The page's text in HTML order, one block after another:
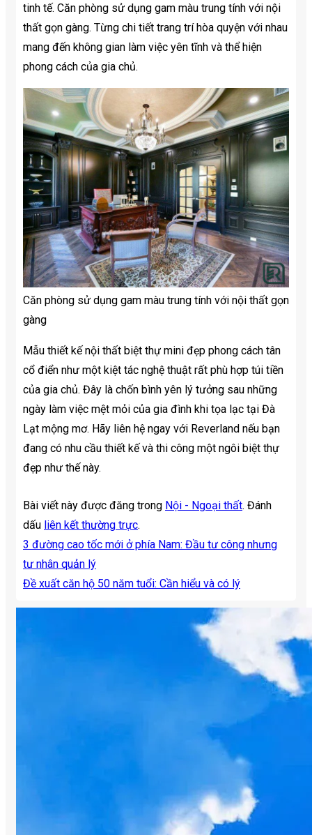
tinh tế. Căn phòng sử dụng gam màu trung tính với nội
thất gọn gàng. Từng chi tiết trang trí hòa quyện với nhau
mang đến không gian làm việc yên tĩnh và thể hiện
phong cách của gia chủ.
Căn phòng sử dụng gam màu trung tính với nội thất gọn
gàng
Mẫu thiết kế nội thất biệt thự mini đẹp phong cách tân
cổ điển như một kiệt tác nghệ thuật rất phù hợp túi tiền
của gia chủ. Đây là chốn bình yên lý tưởng sau những
ngày làm việc mệt mỏi của gia đình khi tọa lạc tại Đà
Lạt mộng mơ. Hãy liên hệ ngay với Reverland nếu bạn
đang có nhu cầu thiết kế và thi công một ngôi biệt thự
đẹp như thế này.
Bài viết này được đăng trong Nội - Ngoại thất. Đánh
dấu liên kết thường trực.
3 đường cao tốc mới ở phía Nam: Đầu tư công nhưng
tư nhân quản lý
Đề xuất căn hộ 50 năm tuổi: Cần hiểu và có lý